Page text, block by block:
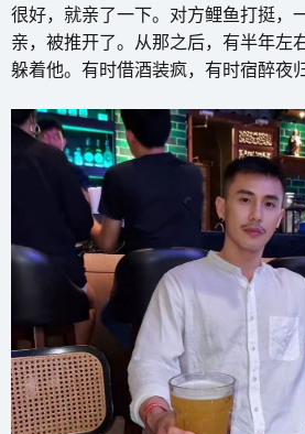
很好，就亲了一下。对方鲤鱼打挺，
亲，被推开了。从那之后，有半年左
躲着他。有时借酒装疯，有时宿醉夜归